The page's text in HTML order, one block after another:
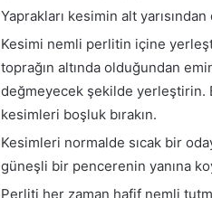
Yaprakları kesimin alt
Kesimi nemli perlitin içine
toprağın altında olduğundan
değmeyecek şekilde yerleştirin.
kesimleri boşluk bırakın.
Kesimleri normalde sıcak bir
güneşli bir pencerenin yanına
Perliti her zaman hafif nemli